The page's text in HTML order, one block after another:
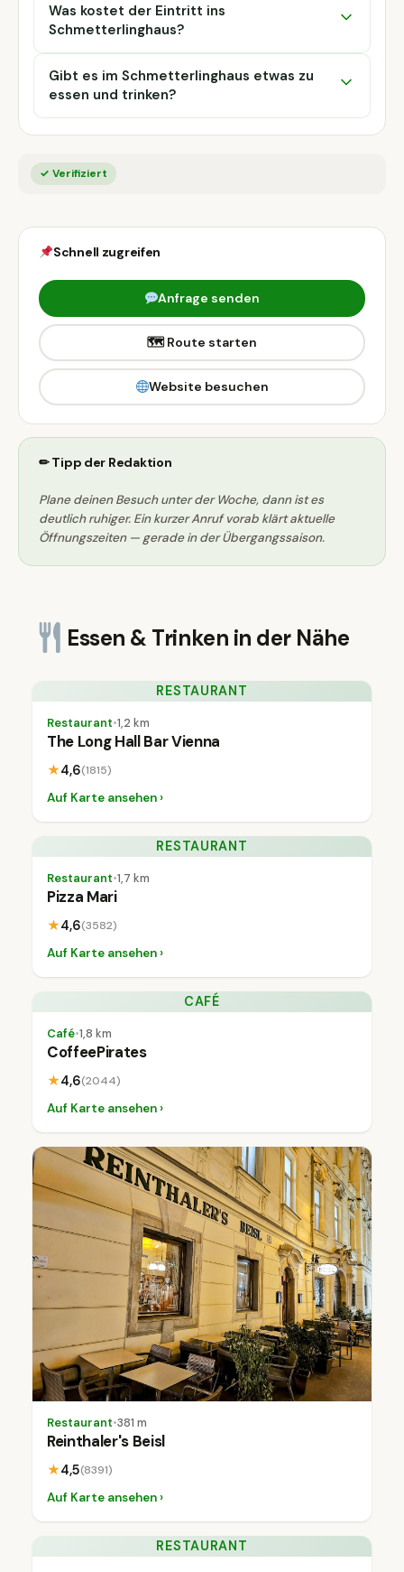
Was kostet der Eintritt ins
Schmetterlinghaus?
Gibt es im Schmetterlinghaus etwas zu
essen und trinken?
✓ Verifiziert
Schnell zugreifen
Anfrage senden
🗺 Route starten
Website besuchen
✏ Tipp der Redaktion
Plane deinen Besuch unter der Woche, dann ist es
deutlich ruhiger. Ein kurzer Anruf vorab klärt aktuelle
Öffnungszeiten — gerade in der Übergangssaison.
Essen & Trinken in der Nähe
RESTAURANT
Restaurant•1,2 km
The Long Hall Bar Vienna
★4,6(1815)
Auf Karte ansehen ›
RESTAURANT
Restaurant•1,7 km
Pizza Mari
★4,6(3582)
Auf Karte ansehen ›
CAFÉ
Café•1,8 km
CoffeePirates
★4,6(2044)
Auf Karte ansehen ›
Restaurant•381 m
Reinthaler's Beisl
★4,5(8391)
Auf Karte ansehen ›
RESTAURANT